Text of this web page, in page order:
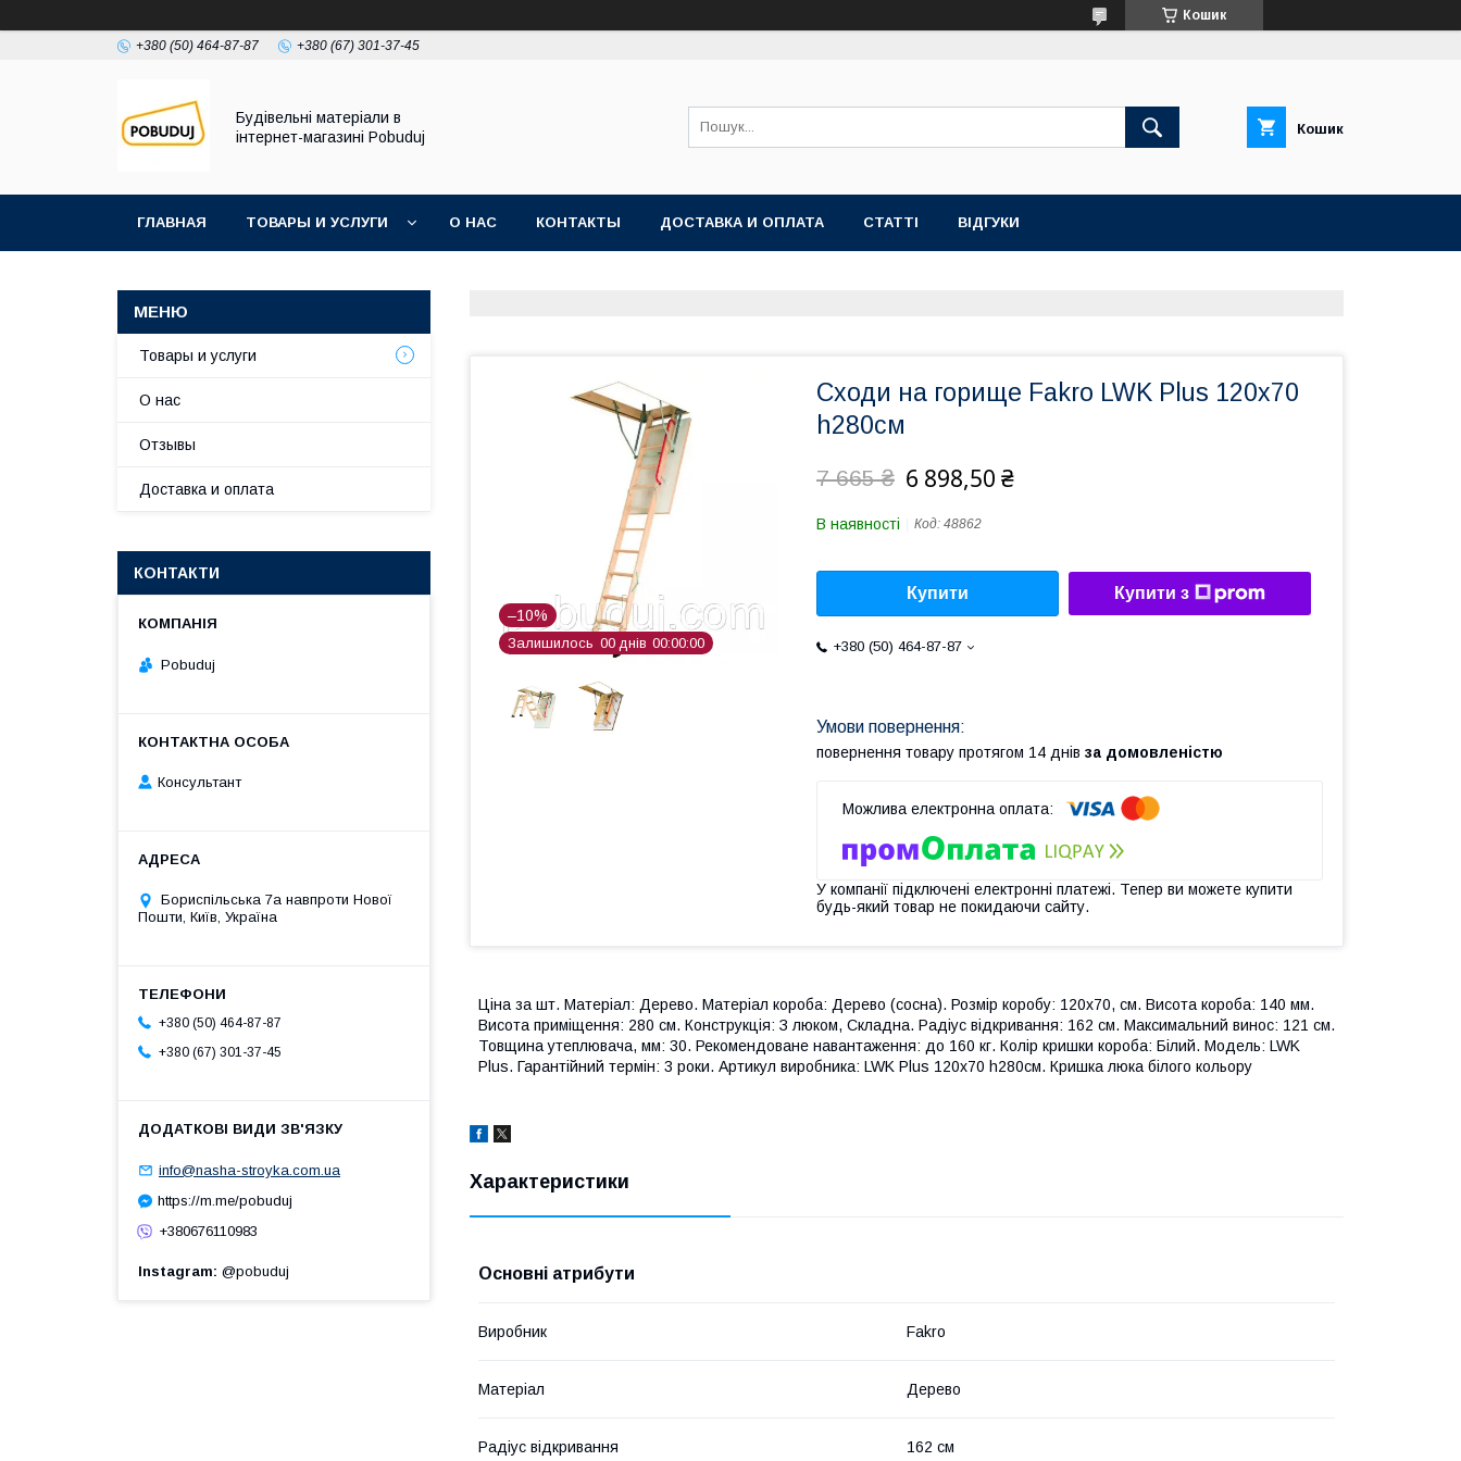
Кошик
+380 (50) 464-87-87 +380 (67) 301-37-45
Будівельні матеріали в
інтернет-магазині Pobuduj
Кошик
ГЛАВНАЯ ТОВАРЫ И УСЛУГИ О НАС КОНТАКТЫ ДОСТАВКА И ОПЛАТА СТАТТІ ВІДГУКИ
–10%
Залишилось 00 днів 00 00 00
Сходи на горище Fakro LWK Plus 120x70
h280см
7 665 ₴ 6 898,50 ₴
В наявності Код: 48862
Купити Купити з
+380 (50) 464-87-87
повернення товару протягом 14 днів за домовленістю
У компанії підключені електронні платежі. Тепер ви можете купити
будь-який товар не покидаючи сайту.
Ціна за шт. Матеріал: Дерево. Матеріал короба: Дерево (сосна). Розмір коробу: 120x70, см. Висота короба: 140 мм.
Висота приміщення: 280 см. Конструкція: З люком, Складна. Радіус відкривання: 162 см. Максимальний винос: 121 см.
Товщина утеплювача, мм: 30. Рекомендоване навантаження: до 160 кг. Колір кришки короба: Білий. Модель: LWK
Plus. Гарантійний термін: 3 роки. Артикул виробника: LWK Plus 120x70 h280см. Кришка люка білого кольору
Характеристики
Основні атрибути
Виробник Fakro
Матеріал Дерево
Радіус відкривання 162 см
Товары и услуги
О нас
Отзывы
Доставка и оплата
КОНТАКТИ
Pobuduj
Консультант
Бориспільська 7а навпроти Нової
Пошти, Київ, Україна
+380 (50) 464-87-87
+380 (67) 301-37-45
info@nasha-stroyka.com.ua
https://m.me/pobuduj
+380676110983
Instagram @pobuduj